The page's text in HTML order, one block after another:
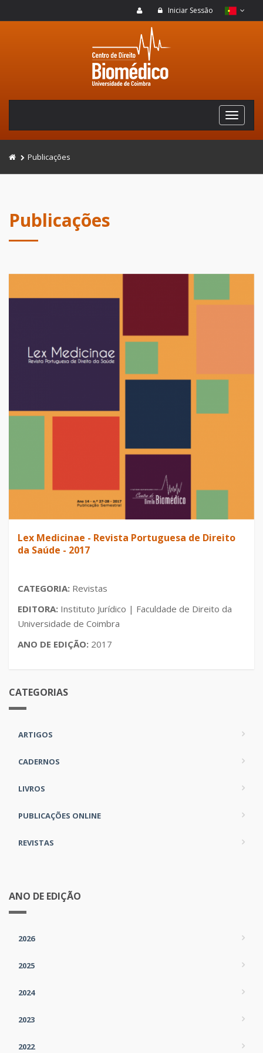
Iniciar Sessão
Publicações
Publicações
Lex Medicinae - Revista Portuguesa de Direito
da Saúde - 2017
CATEGORIA: Revistas
EDITORA: Instituto Jurídico | Faculdade de Direito da
Universidade de Coimbra
ANO DE EDIÇÃO: 2017
CATEGORIAS
ARTIGOS
CADERNOS
LIVROS
PUBLICAÇÕES ONLINE
REVISTAS
ANO DE EDIÇÃO
2026
2025
2024
2023
2022